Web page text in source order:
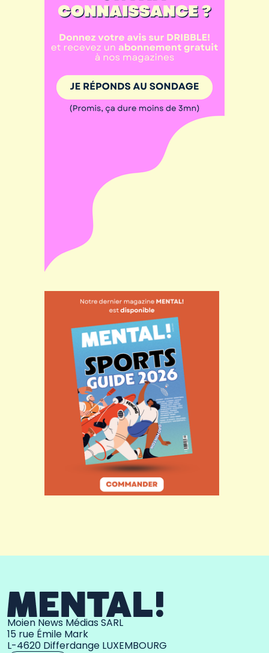
Moien News Médias SARL
15 rue Émile Mark
L-4620 Differdange LUXEMBOURG